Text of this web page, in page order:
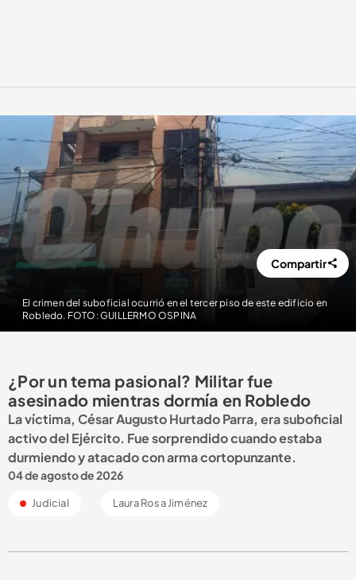
El crimen del suboficial ocurrió en el tercer piso de este edificio en
Robledo. FOTO: GUILLERMO OSPINA
Compartir
¿Por un tema pasional? Militar fue
asesinado mientras dormía en Robledo
La víctima, César Augusto Hurtado Parra, era suboficial
activo del Ejército. Fue sorprendido cuando estaba
durmiendo y atacado con arma cortopunzante.
04 de agosto de 2026
Judicial Laura Rosa Jiménez